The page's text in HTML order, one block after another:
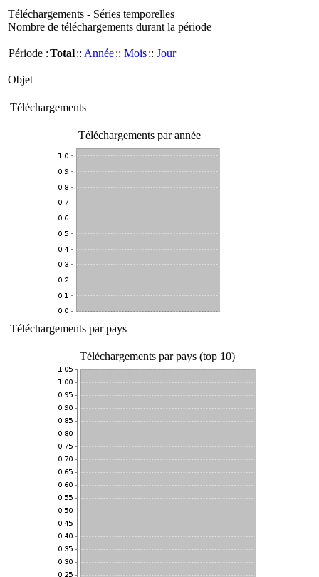
Téléchargements - Séries temporelles
Nombre de téléchargements durant la période
Période :Total:: Année:: Mois:: Jour
Objet
Téléchargements
Téléchargements par année
Téléchargements par pays
Téléchargements par pays (top 10)